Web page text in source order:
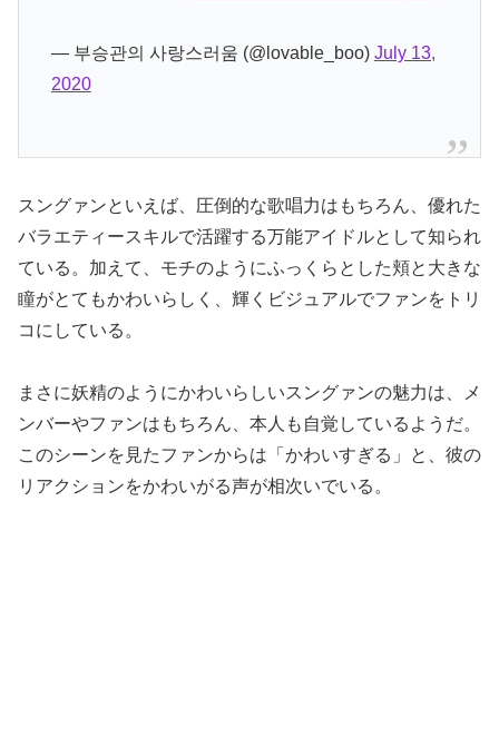
— 부승관의 사랑스러움 (@lovable_boo) July 13,
2020
スングァンといえば、圧倒的な歌唱力はもちろん、優れた
バラエティースキルで活躍する万能アイドルとして知られ
ている。加えて、モチのようにふっくらとした頬と大きな
瞳がとてもかわいらしく、輝くビジュアルでファンをトリ
コにしている。
まさに妖精のようにかわいらしいスングァンの魅力は、メ
ンバーやファンはもちろん、本人も自覚しているようだ。
このシーンを見たファンからは「かわいすぎる」と、彼の
リアクションをかわいがる声が相次いでいる。